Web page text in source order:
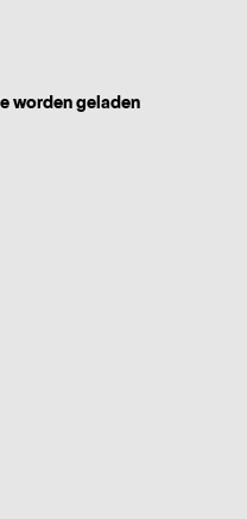
worden geladen